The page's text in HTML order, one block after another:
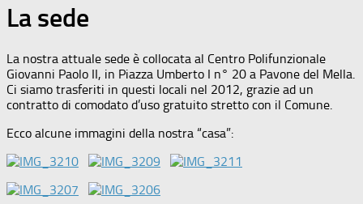
La sede
La nostra attuale sede è collocata al Centro Polifunzionale
Giovanni Paolo II, in Piazza Umberto I n° 20 a Pavone del Mella.
Ci siamo trasferiti in questi locali nel 2012, grazie ad un
contratto di comodato d’uso gratuito stretto con il Comune.
Ecco alcune immagini della nostra “casa”: